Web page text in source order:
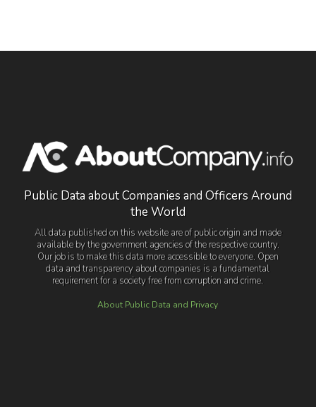
Public Data about Companies and Officers Around
the World
All data published on this website are of public origin and made
available by the government agencies of the respective country.
Our job is to make this data more accessible to everyone. Open
data and transparency about companies is a fundamental
requirement for a society free from corruption and crime.
About Public Data and Privacy